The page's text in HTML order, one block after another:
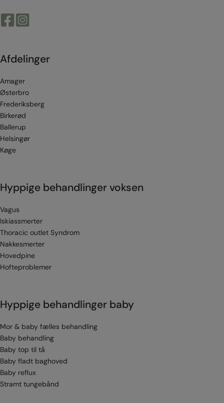
Afdelinger
Amager
Østerbro
Frederiksberg
Birkerød
Ballerup
Helsingør
Køge
Hyppige behandlinger voksen
Vagus
Iskiassmerter
Thoracic outlet Syndrom
Nakkesmerter
Hovedpine
Hofteproblemer
Hyppige behandlinger baby
Mor & baby fælles behandling
Baby behandling
Baby top til tå
Baby fladt baghoved
Baby reflux
Stramt tungebånd